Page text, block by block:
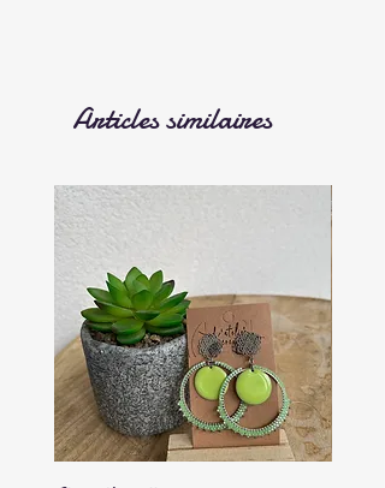
Articles similaires